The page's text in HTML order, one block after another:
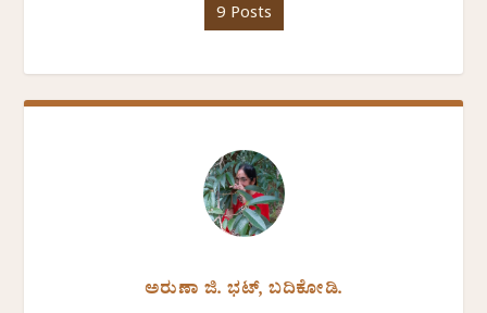
9 Posts
ಅರುಣಾ ಜಿ. ಭಟ್, ಬದಿಕೋಡಿ.